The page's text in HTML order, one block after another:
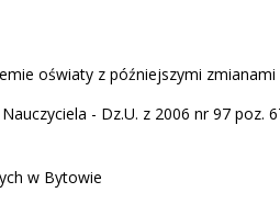
oświaty z późniejszymi zmianami
- Dz.U. z 2006 nr 97 poz.
w Bytowie